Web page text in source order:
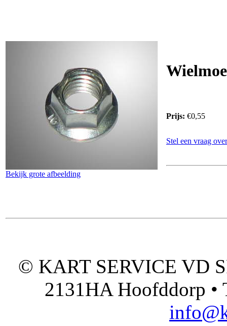
Bekijk grote afbeelding
Prijs: €0,55
Stel een vraag
© KART SERVICE VD
2131HA Hoofddorp •